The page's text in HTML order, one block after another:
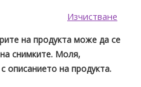
Изчистване
на продукта може да се
снимките. Моля,
описанието на продукта.